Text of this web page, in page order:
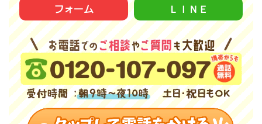
フォーム ＬＩＮＥ